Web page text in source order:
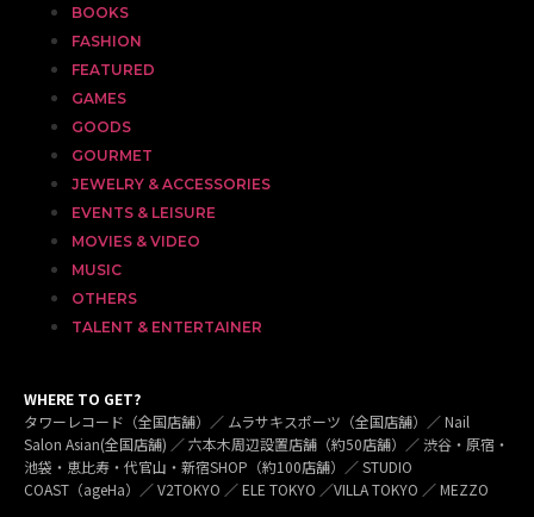
BOOKS
FASHION
FEATURED
GAMES
GOODS
GOURMET
JEWELRY & ACCESSORIES
EVENTS & LEISURE
MOVIES & VIDEO
MUSIC
OTHERS
TALENT & ENTERTAINER
WHERE TO GET?
タワーレコード（全国店舗）／ ムラサキスポーツ（全国店舗）／ Nail
Salon Asian(全国店舗) ／ 六本木周辺設置店舗（約50店舗）／ 渋谷・原宿・
池袋・恵比寿・代官山・新宿SHOP（約100店舗）／ STUDIO
COAST（ageHa）／ V2TOKYO ／ ELE TOKYO ／VILLA TOKYO ／ MEZZO